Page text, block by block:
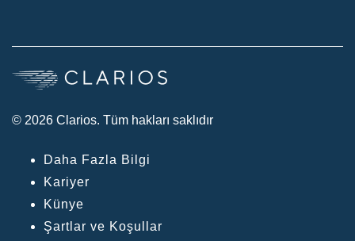
© 2026 Clarios. Tüm hakları saklıdır
Daha Fazla Bilgi
Kariyer
Künye
Şartlar ve Koşullar